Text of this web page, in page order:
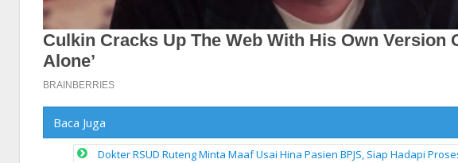
Baca Juga
Dokter RSUD Ruteng Minta Maaf Usai Hina Pasien BPJS, Siap Hadapi